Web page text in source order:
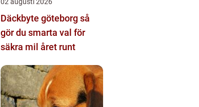
Däckbyte göteborg så
gör du smarta val för
säkra mil året runt